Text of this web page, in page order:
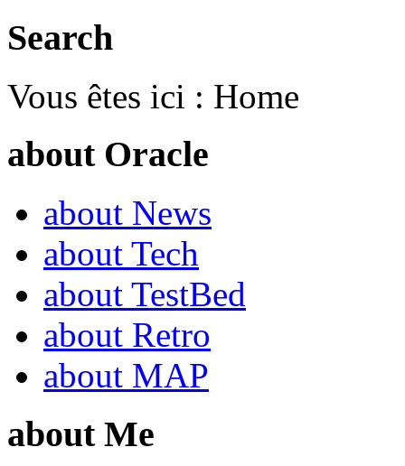
Search
Vous êtes ici : Home
about Oracle
about News
about Tech
about TestBed
about Retro
about MAP
about Me